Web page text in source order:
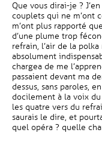
Que vous dirai-je ?
couplets qui ne m’ont
m’ont plus rapporté
d’une plume trop
refrain, l’air de la
absolument
chargea de me
passaient devant ma
dessus, sans paroles,
docilement à la voix
les quatre vers du
saurais le dire, et
quel opéra ? quelle